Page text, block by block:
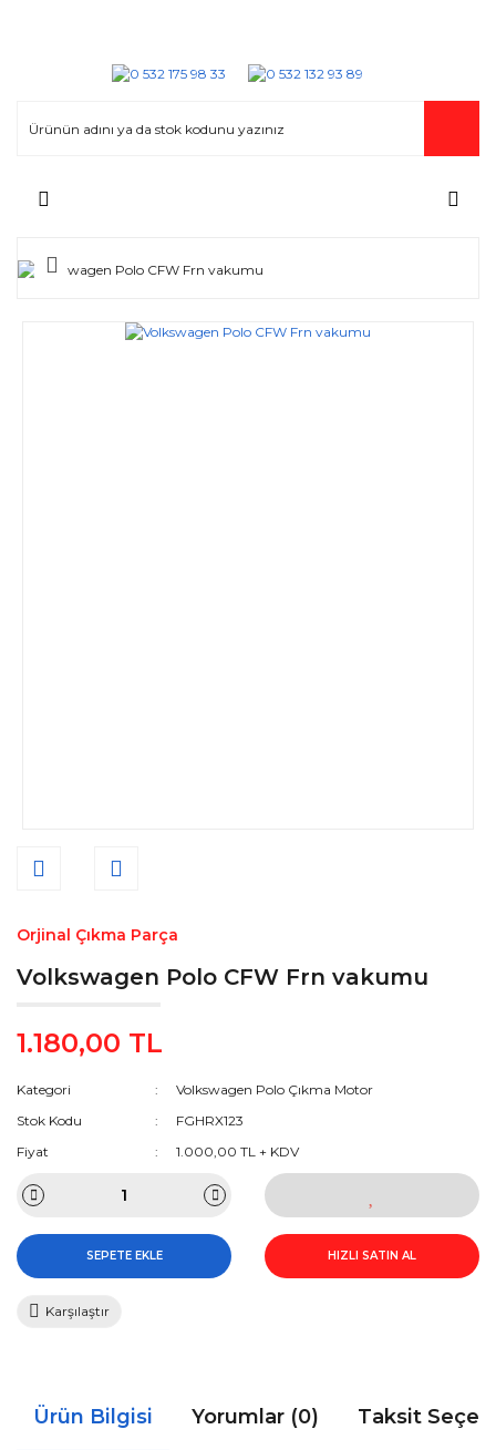
Orjinal Çıkma Parça
Volkswagen Polo CFW Frn vakumu
1.180,00 TL
Kategori
Volkswagen Polo Çıkma Motor
Stok Kodu
FGHRX123
Fiyat
1.000,00 TL + KDV
SEPETE EKLE HIZLI SATIN AL
Karşılaştır
Ürün Bilgisi Yorumlar (0) Taksit